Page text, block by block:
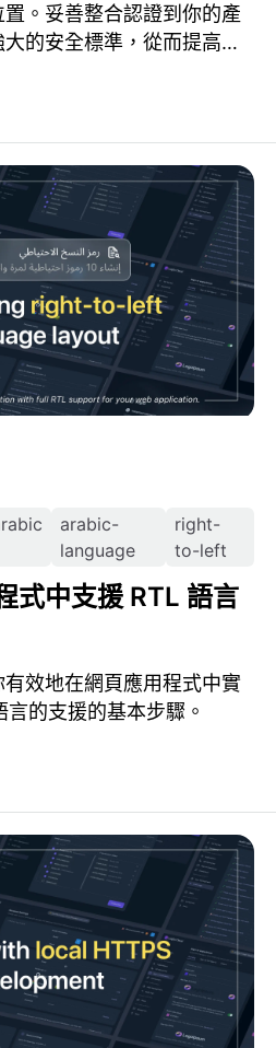
。妥善整合認證到你的產
的安全標準，從而提高註
arabic-
language
right-
to-left
式中支援 RTL 語言
效地在網頁應用程式中實
的支援的基本步驟。
RTL 語言佈局